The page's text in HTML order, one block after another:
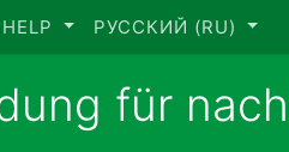
HELP РУССКИЙ ‎(RU)‎
für